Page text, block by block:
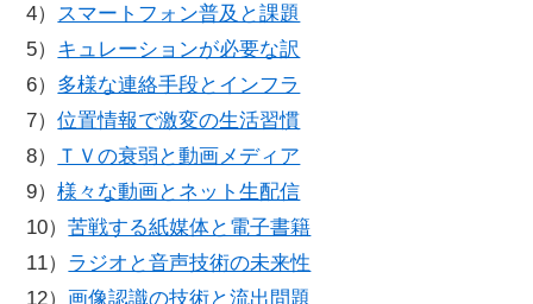
4） スマートフォン普及と課題
5） キュレーションが必要な訳
6） 多様な連絡手段とインフラ
7）位置情報で激変の生活習慣
8）
ＴＶの衰弱と動画メディア
9）様々な動画とネット生配信
10）苦戦する紙媒体と電子書籍
11） ラジオと音声技術の未来性
12）画像認識の技術と流出問題